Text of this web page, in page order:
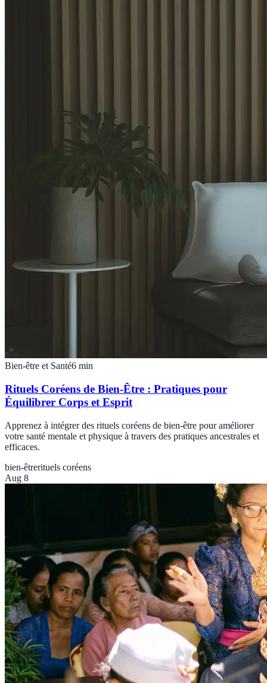
Bien-être et Santé6 min
Rituels Coréens de Bien-Être : Pratiques pour
Équilibrer Corps et Esprit
Apprenez à intégrer des rituels coréens de bien-être pour améliorer
votre santé mentale et physique à travers des pratiques ancestrales et
efficaces.
bien-êtrerituels coréens
Aug 8